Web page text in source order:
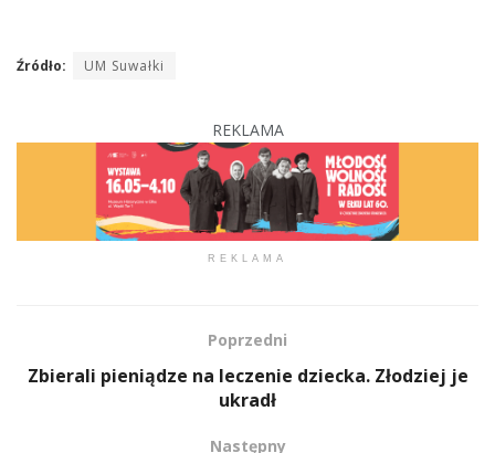
Źródło: UM Suwałki
REKLAMA
REKLAMA
Poprzedni
Zbierali pieniądze na leczenie dziecka. Złodziej je
ukradł
Następny